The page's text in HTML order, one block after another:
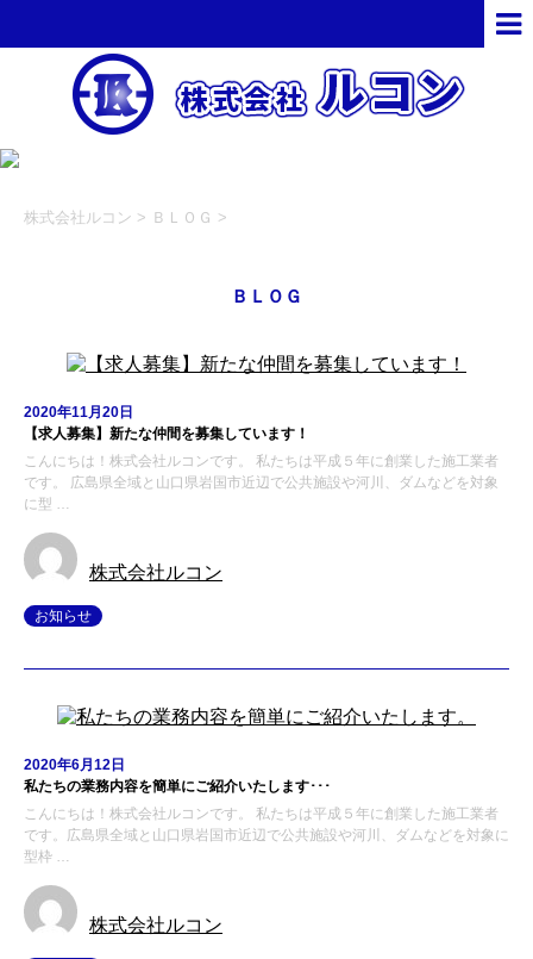
株式会社ルコン > ＢＬＯＧ >
ＢＬＯＧ
2020年11月20日
【求人募集】新たな仲間を募集しています！
こんにちは！株式会社ルコンです。 私たちは平成５年に創業した施工業者
です。 広島県全域と山口県岩国市近辺で公共施設や河川、ダムなどを対象
に型 …
株式会社ルコン
お知らせ
2020年6月12日
私たちの業務内容を簡単にご紹介いたします･･･
こんにちは！株式会社ルコンです。 私たちは平成５年に創業した施工業者
です。広島県全域と山口県岩国市近辺で公共施設や河川、ダムなどを対象に
型枠 …
株式会社ルコン